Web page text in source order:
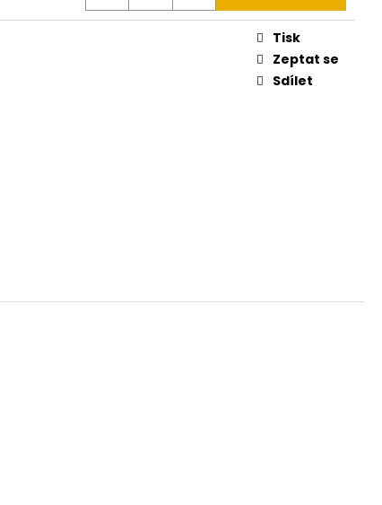
Tisk
Zeptat se
Sdílet